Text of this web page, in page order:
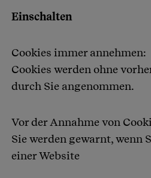
Einschalten
Cookies immer annehmen:
Cookies werden ohne
durch Sie angenommen.
Vor der Annahme von
Sie werden gewarnt, wenn
einer Website